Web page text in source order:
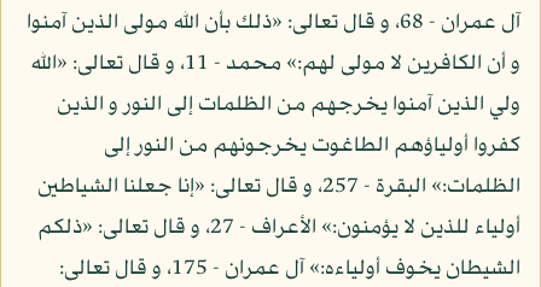
آل عمران - 68، و قال تعالى: «ذلك بأن الله مولى الذين آمنوا
و أن الكافرين لا مولى لهم:» محمد - 11، و قال تعالى: «الله
ولي الذين آمنوا يخرجهم من الظلمات إلى النور و الذين
كفروا أولياؤهم الطاغوت يخرجونهم من النور إلى
الظلمات:» البقرة - 257، و قال تعالى: «إنا جعلنا الشياطين
أولياء للذين لا يؤمنون:» الأعراف - 27، و قال تعالى: «ذلكم
الشيطان يخوف أولياءه:» آل عمران - 175، و قال تعالى: